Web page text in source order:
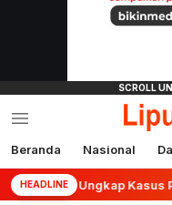
Beranda Nasional
HEADLINE
Ungkap Kasus